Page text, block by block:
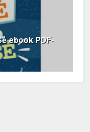
ebook PDF-